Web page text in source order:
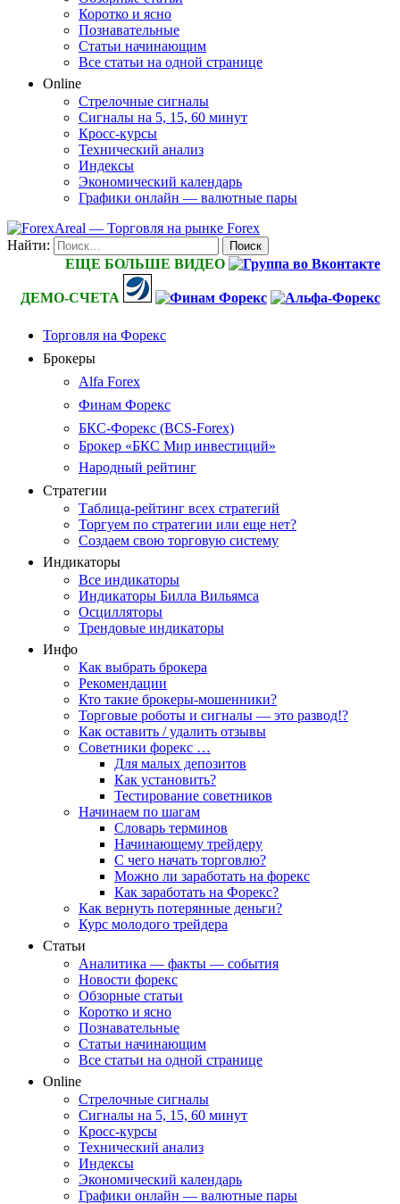
Коротко и ясно
Познавательные
Статьи начинающим
Все статьи на одной странице
Online
Стрелочные сигналы
Сигналы на 5, 15, 60 минут
Кросс-курсы
Технический анализ
Индексы
Экономический календарь
Графики онлайн — валютные пары
Найти:
ЕЩЕ БОЛЬШЕ ВИДЕО
ДЕМО-СЧЕТА
Торговля на Форекс
Брокеры
Alfa Forex
Финам Форекс
БКС-Форекс (BCS-Forex)
Брокер «БКС Мир инвестиций»
Народный рейтинг
Стратегии
Таблица-рейтинг всех стратегий
Торгуем по стратегии или еще нет?
Создаем свою торговую систему
Индикаторы
Все индикаторы
Индикаторы Билла Вильямса
Осцилляторы
Трендовые индикаторы
Инфо
Как выбрать брокера
Рекомендации
Кто такие брокеры-мошенники?
Торговые роботы и сигналы — это развод!?
Как оставить / удалить отзывы
Советники форекс …
Для малых депозитов
Как установить?
Тестирование советников
Начинаем по шагам
Словарь терминов
Начинающему трейдеру
С чего начать торговлю?
Можно ли заработать на форекс
Как заработать на Форекс?
Как вернуть потерянные деньги?
Курс молодого трейдера
Статьи
Аналитика — факты — события
Новости форекс
Обзорные статьи
Коротко и ясно
Познавательные
Статьи начинающим
Все статьи на одной странице
Online
Стрелочные сигналы
Сигналы на 5, 15, 60 минут
Кросс-курсы
Технический анализ
Индексы
Экономический календарь
Графики онлайн — валютные пары